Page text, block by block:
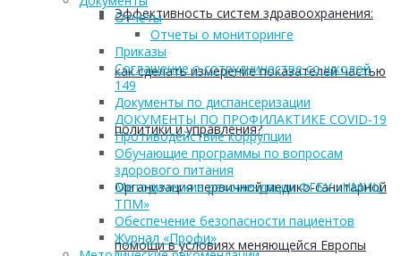
Эффективность систем здравоохранения:
как сделать измерение показателей частью
политики и управления?
Организация первичной медико-санитарной
помощи в условиях меняющейся Европы
Отчеты
Отчеты о мониторинге
Приказы
Соглашение о сотрудничестве со школой
149
Документы по диспансеризации
ДОКУМЕНТЫ ПО ПРОФИЛАКТИКЕ COVID-19
Противодействие коррупции
Обучающие программы по вопросам
здорового питания
Методические рекомендации ФГБУ «НМИЦ
ТПМ»
Обеспечение безопасности пациентов
Журнал «Профи»